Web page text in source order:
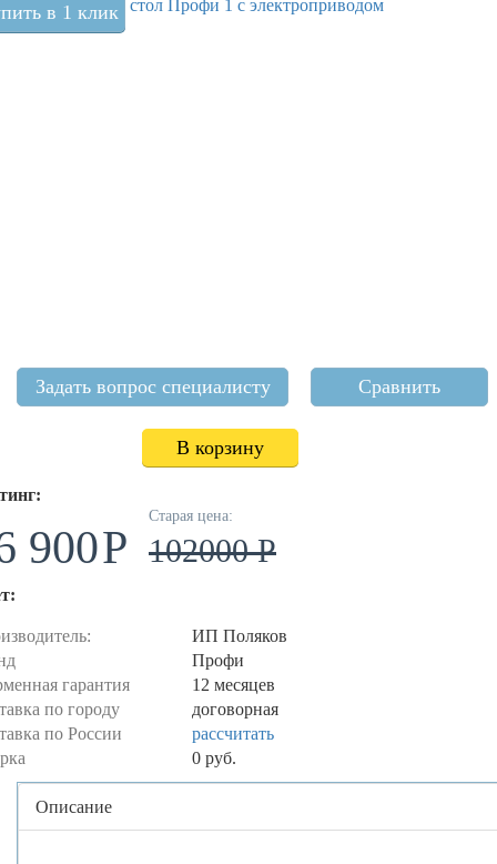
в 1 клик
Задать вопрос специалисту Сравнить
В корзину
900
Старая цена:
102000 P
ИП Поляков
Профи
гарантия
12 месяцев
по городу
договорная
по России
рассчитать
0 руб.
Центральная
часть
Описание